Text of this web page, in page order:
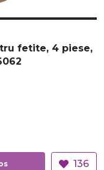
fetite, 4 piese,
in cos 136